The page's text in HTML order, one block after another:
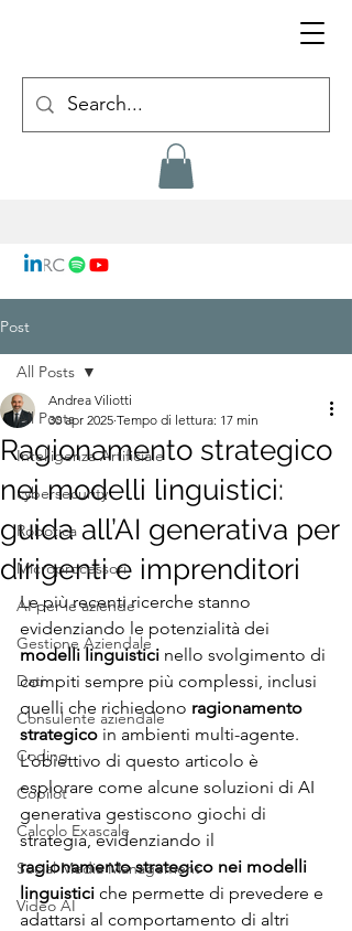
Post
All Posts
Intelligenza Artificiale
cybersecurity
Robotica
Microprocessori
AI per le aziende
Gestione Aziendale
Dati
Consulente aziendale
Coding
Copilot
Calcolo Exascale
Social Media Management
Video AI
All Posts
Ragionamento strategico
nei modelli linguistici:
guida all’AI generativa per
dirigenti e imprenditori
Andrea Viliotti
30 apr 2025 Tempo di lettura: 17 min
Le più recenti ricerche stanno
evidenziando le potenzialità dei
modelli linguistici nello svolgimento di
compiti sempre più complessi, inclusi
quelli che richiedono ragionamento
strategico in ambienti multi-agente.
L’obiettivo di questo articolo è
esplorare come alcune soluzioni di AI
generativa gestiscono giochi di
strategia, evidenziando il
ragionamento strategico nei modelli
linguistici che permette di prevedere e
adattarsi al comportamento di altri